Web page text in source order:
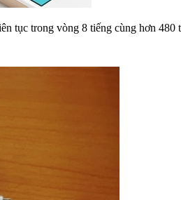
tục trong vòng 8 tiếng cùng hơn 480